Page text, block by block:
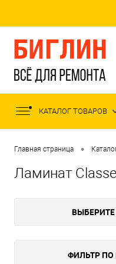
КАТАЛОГ ТОВАРОВ
Главная страница •
Ламинат
ФИЛЬТР